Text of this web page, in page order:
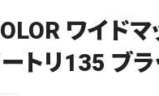
ワイド
トリ135 ブ